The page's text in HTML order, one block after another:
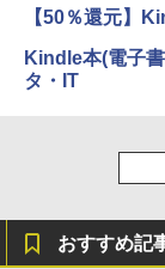
【50％還元】
Kindle本(電子
タ・IT
おすすめ記